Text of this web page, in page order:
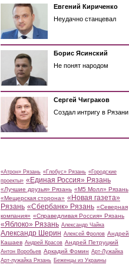
Евгений Кириченко
Неудачно станцевал
Борис Ясинский
Не понят народом
Сергей Чиграков
Создал интригу в Рязани
«Атрон» Рязань «Глобус» Рязань «Городские
проекты» «Единая Россия» Рязань
«Лучшие друзья» Рязань «М5 Молл» Рязань
«Мещерская сторона» «Новая газета»
Рязань «Сбербанк» Рязань «Северная
компания» «Справедливая Россия» Рязань
«Яблоко» Рязань Александр Чайка
Александр Шерин Алексей Фролов Андрей
Кашаев Андрей Красов Андрей Петруцкий
Антон Воробьев Аркадий Фомин Арт-Лужайка
Арт-лужайка Рязань Беженцы из Украины